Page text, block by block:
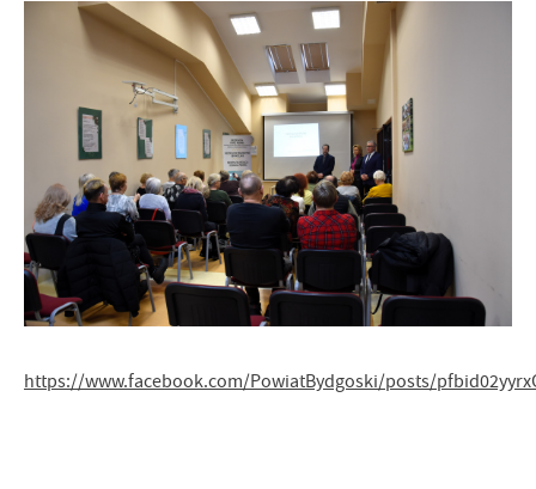
https://www.facebook.com/PowiatBydgoski/posts/